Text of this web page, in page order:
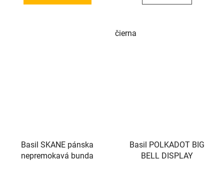
čierna
Basil SKANE pánska
nepremokavá bunda
Basil POLKADOT BIG
BELL DISPLAY